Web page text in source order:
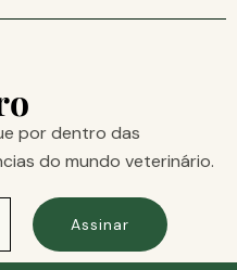
por dentro das
do mundo veterinário.
Assinar